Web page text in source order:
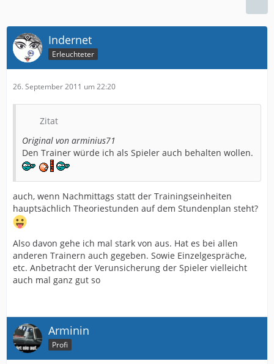
Indernet
Erleuchteter
26. September 2011 um 22:20
Zitat
Original von arminius71
Den Trainer würde ich als Spieler auch behalten wollen.
auch, wenn Nachmittags statt der Trainingseinheiten
hauptsächlich Theoriestunden auf dem Stundenplan steht?
Also davon gehe ich mal stark von aus. Hat es bei allen
anderen Trainern auch gegeben. Sowie Einzelgespräche,
etc. Anbetracht der Verunsicherung der Spieler vielleicht
auch mal ganz gut so
Arminin
Profi